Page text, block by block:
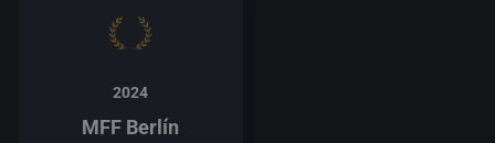
přepnout na HTML5 přehrávač
2024
MFF Berlín